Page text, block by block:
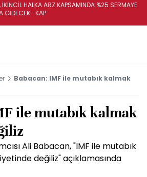
İKİNCİL HALKA ARZ KAPSAMINDA %25 SERMAYE
GİDECEK -KAP
Babacan: IMF ile mutabık kalmak
ile mutabık kalmak
Ali Babacan, "IMF ile mutabık
değiliz" açıklamasında